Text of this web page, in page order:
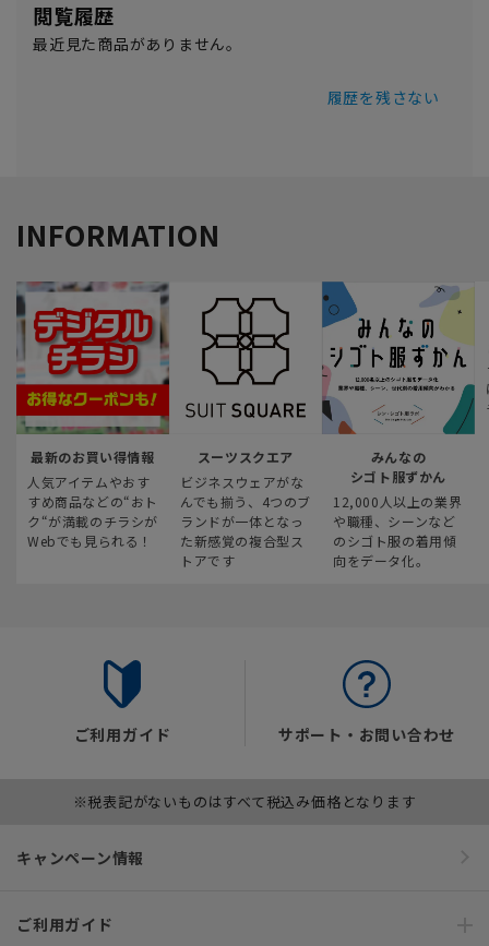
閲覧履歴
最近見た商品がありません。
履歴を残さない
INFORMATION
最新のお買い得情報
人気アイテムやおす
すめ商品などの“おト
ク“が満載のチラシが
Webでも見られる！
スーツスクエア
ビジネスウェアがな
んでも揃う、4つのブ
ランドが一体となっ
た新感覚の複合型ス
トアです
みんなの
シゴト服ずかん
12,000人以上の業界
や職種、シーンなど
のシゴト服の着用傾
向をデータ化。
ご利用ガイド サポート・お問い合わせ
※税表記がないものはすべて税込み価格となります
キャンペーン情報
ご利用ガイド